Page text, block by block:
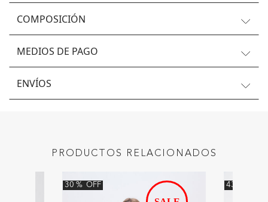
COMPOSICIÓN
MEDIOS DE PAGO
ENVÍOS
PRODUCTOS RELACIONADOS
30% OFF 43